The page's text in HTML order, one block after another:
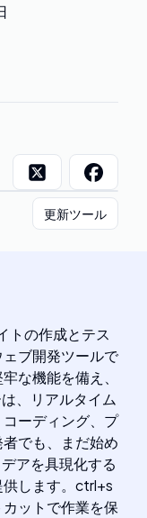
更新ツール
トの作成とテス
ブ開発ツールで
な機能を備え、
、リアルタイム
ーディング、プ
でも、まだ始め
アを具現化する
します。ctrl+s
ットで作業を保